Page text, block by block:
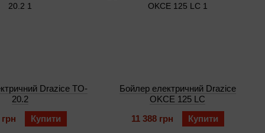
Drazice TO-
20.2
Купити
Бойлер електричний Drazice
OKCE 125 LС
11 388 грн
Купити